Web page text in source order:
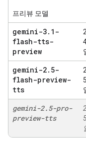
프리뷰 모델
gemini-3. 1-
flash-tts-
preview
gemini-2. 5-
flash-preview-
tts
gemini-2.5-pro-
preview-tts